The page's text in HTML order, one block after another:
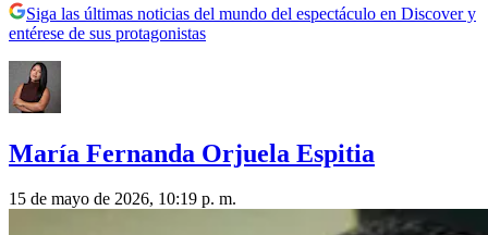
Siga las últimas noticias del mundo del espectáculo en Discover y
entérese de sus protagonistas
María Fernanda Orjuela Espitia
15 de mayo de 2026, 10:19 p. m.